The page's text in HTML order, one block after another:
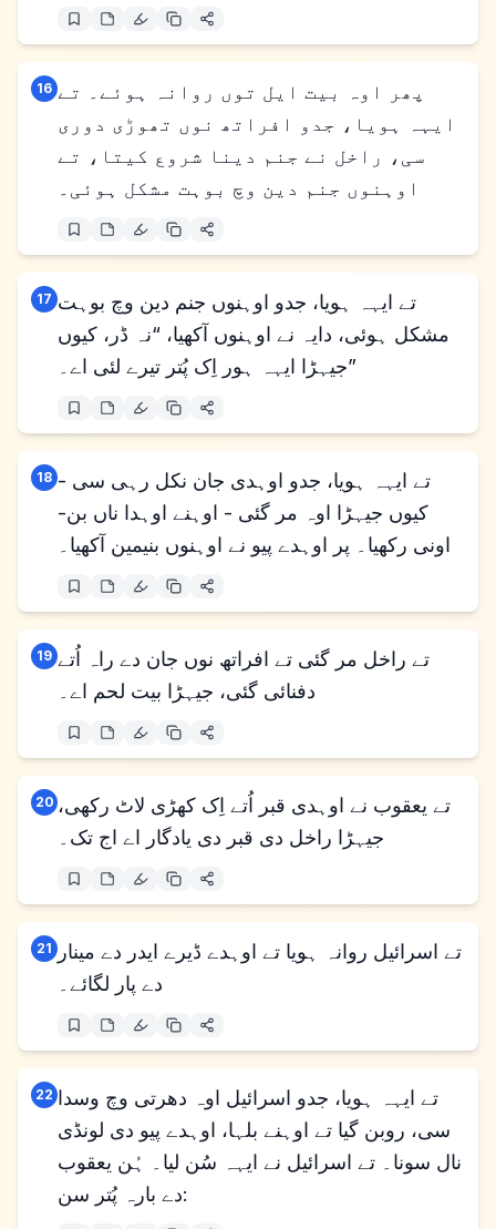
16 پھر اوہ بیت ایل توں روانہ ہوئے۔ تے
ایہہ ہویا، جدو افراتھ نوں تھوڑی دوری
سی، راخل نے جنم دینا شروع کیتا، تے
اوہنوں جنم دین وچ بوہت مشکل ہوئی۔
17 تے ایہہ ہویا، جدو اوہنوں جنم دین وچ بوہت
مشکل ہوئی، دایہ نے اوہنوں آکھیا، “نہ ڈر، کیوں
جیہڑا ایہہ ہور اِک پُتر تیرے لئی اے۔”
18 تے ایہہ ہویا، جدو اوہدی جان نکل رہی سی -
کیوں جیہڑا اوہ مر گئی - اوہنے اوہدا ناں بن-
اونی رکھیا۔ پر اوہدے پیو نے اوہنوں بنیمین آکھیا۔
19 تے راخل مر گئی تے افراتھ نوں جان دے راہ اُتے
دفنائی گئی، جیہڑا بیت لحم اے۔
20 تے یعقوب نے اوہدی قبر اُتے اِک کھڑی لاٹ رکھی،
جیہڑا راخل دی قبر دی یادگار اے اج تک۔
21
تے اسرائیل روانہ ہویا تے اوہدے ڈیرے ایدر دے مینار
دے پار لگائے۔
22 تے ایہہ ہویا، جدو اسرائیل اوہ دھرتی وچ وسدا
سی، روبن گیا تے اوہنے بلہا، اوہدے پیو دی لونڈی
نال سونا۔ تے اسرائیل نے ایہہ سُن لیا۔ ہُن یعقوب
دے بارہ پُتر سن: